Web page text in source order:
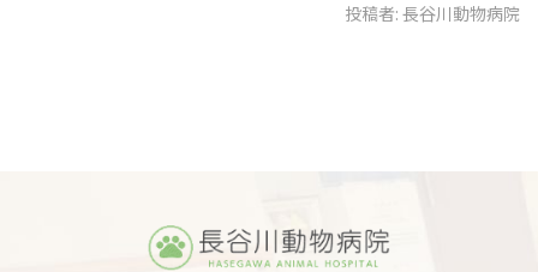
投稿者: 長谷川動物病院